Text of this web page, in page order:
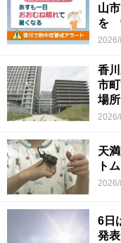
山
を
くか
2026/
香
市
場
2026/
天
ト
6日
発